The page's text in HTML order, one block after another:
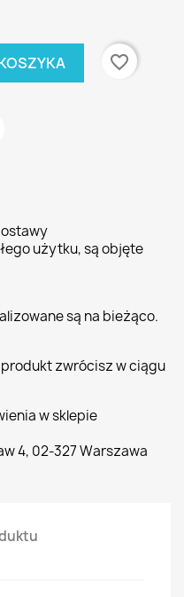
favorite_border
użytku, są objęte
są na bieżąco.
zwrócisz w ciągu
w sklepie
4, 02-327 Warszawa